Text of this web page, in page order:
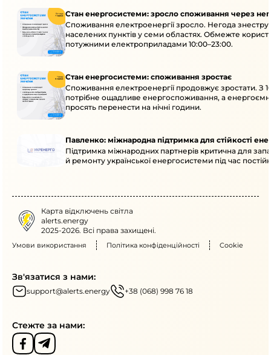
Стан енергосистеми: зросло споживання через
Споживання електроенергії зросло. Негода
населених пунктів у семи областях. Обмежте
потужними електроприладами 10:00–23:00.
Стан енергосистеми: споживання зростає
Споживання електроенергії продовжує зростати. З
потрібне ощадливе енергоспоживання, а
просять перенести на нічні години.
Павленко: міжнародна підтримка для стійкості
Підтримка міжнародних партнерів критична для
й ремонту української енергосистеми під час
Карта відключень світла
alerts.energy
2025-2026. Всі права захищені.
Умови використання Політика конфіденційності Cookie
Зв'язатися з нами:
support@alerts.energy +38 (068) 998 76 18
Стежте за нами: